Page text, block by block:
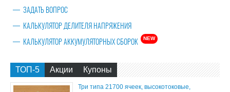
ЗАДАТЬ ВОПРОС
КАЛЬКУЛЯТОР ДЕЛИТЕЛЯ НАПРЯЖЕНИЯ
NEW
КАЛЬКУЛЯТОР АККУМУЛЯТОРНЫХ СБОРОК
ТОП-5 Акции Купоны
Три типа 21700 ячеек, высокотоковые,